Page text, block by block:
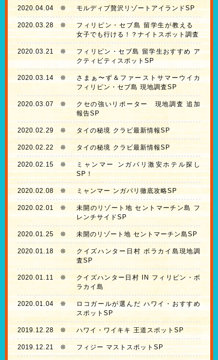
2020.04.04 ❊ モルディブ贅沢リゾートアイランドSP
2020.03.28❊
フィリピン・セブ島 留学生が教える
女子でも行ける！？ナイトスポット調査
2020.03.21 ❊
フィリピン・セブ島 留学生おすすめ ア
クティビティスポットSP
2020.03.14 ❊
さまぁ〜ず＆ファーストサマーウイカ
フィリピン・セブ島 現地調査SP
2020.03.07 ❊
クセの強いリポーター 現地調査 追加
報告SP
2020.02.29 ❊ タイの秘境 クラビ最新情報SP
2020.02.22 ❊ タイの秘境 クラビ最新情報SP
2020.02.15 ❊
ミャンマー ンガパリ激安ホテル探し
SP！
2020.02.08 ❊ ミャンマー ンガパリ徹底攻略SP
2020.02.01 ❊
未開のリゾート地 セントマーチン島 フ
レンチサイドSP
2020.01.25 ❊ 未開のリゾート地 セントマーチン島SP
2020.01.18 ❊
クイズハンター日村 ボラカイ島現地調
査SP
2020.01.11❊
クイズハンター日村 IN フィリピン・ボ
ラカイ島
2020.01.04 ❊
ロコガールが選んだ ハワイ・おすすめ
スポットSP
2019.12.28 ❊ ハワイ・ワイキキ 王道スポットSP
2019.12.21 ❊ フィジー マストスポットSP